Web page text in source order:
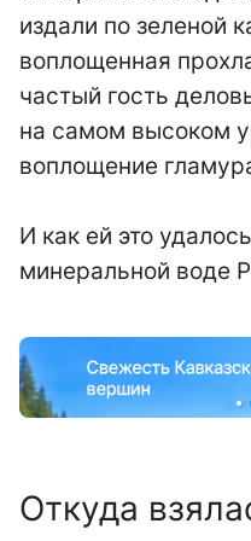
издали по зеленой
воплощенная
частый гость
на самом высоком
воплощение
И как ей это
минеральной воде
Откуда